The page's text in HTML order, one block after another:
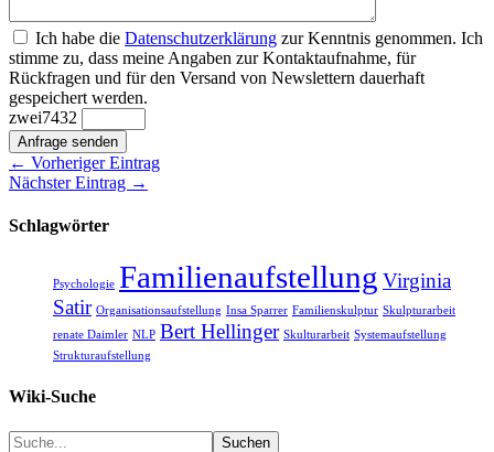
Ich habe die Datenschutzerklärung zur Kenntnis genommen. Ich
stimme zu, dass meine Angaben zur Kontaktaufnahme, für
Rückfragen und für den Versand von Newslettern dauerhaft
gespeichert werden.
zwei7432
Anfrage senden
← Vorheriger Eintrag
Nächster Eintrag →
Schlagwörter
Psychologie Familienaufstellung Virginia
Satir Organisationsaufstellung Insa Sparrer Familienskulptur Skulpturarbeit
renate Daimler NLP Bert Hellinger Skulturarbeit Systemaufstellung
Strukturaufstellung
Wiki-Suche
Suchen Suchen